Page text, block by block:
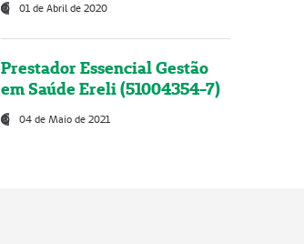
01 de Abril de 2020
Prestador Essencial Gestão
em Saúde Ereli (51004354-7)
04 de Maio de 2021